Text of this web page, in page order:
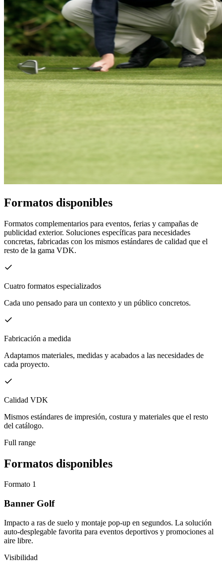
Formatos disponibles
Formatos complementarios para eventos, ferias y campañas de
publicidad exterior. Soluciones específicas para necesidades
concretas, fabricadas con los mismos estándares de calidad que el
resto de la gama VDK.
Cuatro formatos especializados
Cada uno pensado para un contexto y un público concretos.
Fabricación a medida
Adaptamos materiales, medidas y acabados a las necesidades de
cada proyecto.
Calidad VDK
Mismos estándares de impresión, costura y materiales que el resto
del catálogo.
Full range
Formatos disponibles
Formato 1
Banner Golf
Impacto a ras de suelo y montaje pop-up en segundos. La solución
auto-desplegable favorita para eventos deportivos y promociones al
aire libre.
Visibilidad